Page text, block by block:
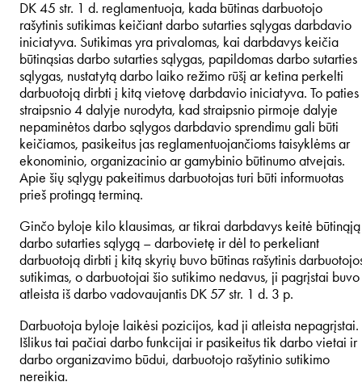
DK 45 str. 1 d. reglamentuoja, kada būtinas darbuotojo
rašytinis sutikimas keičiant darbo sutarties sąlygas darbdavio
iniciatyva. Sutikimas yra privalomas, kai darbdavys keičia
būtinąsias darbo sutarties sąlygas, papildomas darbo sutarties
sąlygas, nustatytą darbo laiko režimo rūšį ar ketina perkelti
darbuotoją dirbti į kitą vietovę darbdavio iniciatyva. To paties
straipsnio 4 dalyje nurodyta, kad straipsnio pirmoje dalyje
nepaminėtos darbo sąlygos darbdavio sprendimu gali būti
keičiamos, pasikeitus jas reglamentuojančioms taisyklėms ar
ekonominio, organizacinio ar gamybinio būtinumo atvejais.
Apie šių sąlygų pakeitimus darbuotojas turi būti informuotas
prieš protingą terminą.
Ginčo byloje kilo klausimas, ar tikrai darbdavys keitė būtinąją
darbo sutarties sąlygą – darbovietę ir dėl to perkeliant
darbuotoją dirbti į kitą skyrių buvo būtinas rašytinis
sutikimas, o darbuotojai šio sutikimo nedavus, ji pagrįstai buvo
atleista iš darbo vadovaujantis DK 57 str. 1 d. 3 p.
Darbuotoja byloje laikėsi pozicijos, kad ji atleista nepagrįstai.
Išlikus tai pačiai darbo funkcijai ir pasikeitus tik darbo vietai ir
darbo organizavimo būdui, darbuotojo rašytinio sutikimo
nereikia.